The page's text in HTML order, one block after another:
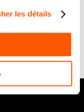
les détails